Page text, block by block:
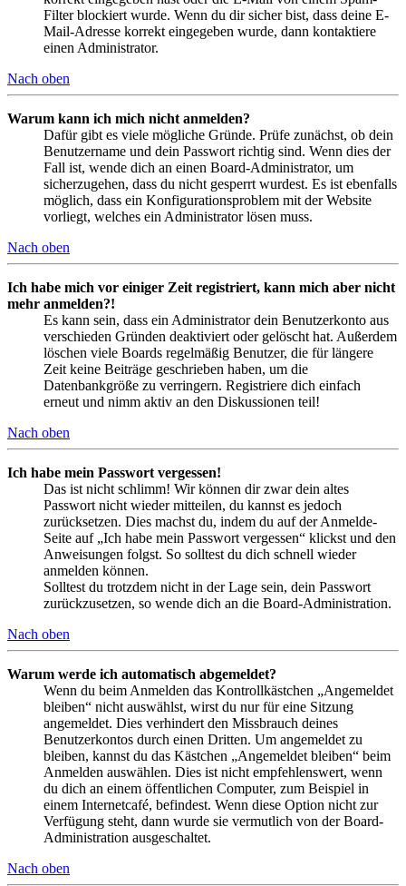
Filter blockiert wurde. Wenn du dir sicher bist, dass deine E-
Mail-Adresse korrekt eingegeben wurde, dann kontaktiere
einen Administrator.
Nach oben
Warum kann ich mich nicht anmelden?
Dafür gibt es viele mögliche Gründe. Prüfe zunächst, ob dein
Benutzername und dein Passwort richtig sind. Wenn dies der
Fall ist, wende dich an einen Board-Administrator, um
sicherzugehen, dass du nicht gesperrt wurdest. Es ist ebenfalls
möglich, dass ein Konfigurationsproblem mit der Website
vorliegt, welches ein Administrator lösen muss.
Nach oben
Ich habe mich vor einiger Zeit registriert, kann mich aber nicht
mehr anmelden?!
Es kann sein, dass ein Administrator dein Benutzerkonto aus
verschieden Gründen deaktiviert oder gelöscht hat. Außerdem
löschen viele Boards regelmäßig Benutzer, die für längere
Zeit keine Beiträge geschrieben haben, um die
Datenbankgröße zu verringern. Registriere dich einfach
erneut und nimm aktiv an den Diskussionen teil!
Nach oben
Ich habe mein Passwort vergessen!
Das ist nicht schlimm! Wir können dir zwar dein altes
Passwort nicht wieder mitteilen, du kannst es jedoch
zurücksetzen. Dies machst du, indem du auf der Anmelde-
Seite auf „Ich habe mein Passwort vergessen“ klickst und den
Anweisungen folgst. So solltest du dich schnell wieder
anmelden können.
Solltest du trotzdem nicht in der Lage sein, dein Passwort
zurückzusetzen, so wende dich an die Board-Administration.
Nach oben
Warum werde ich automatisch abgemeldet?
Wenn du beim Anmelden das Kontrollkästchen „Angemeldet
bleiben“ nicht auswählst, wirst du nur für eine Sitzung
angemeldet. Dies verhindert den Missbrauch deines
Benutzerkontos durch einen Dritten. Um angemeldet zu
bleiben, kannst du das Kästchen „Angemeldet bleiben“ beim
Anmelden auswählen. Dies ist nicht empfehlenswert, wenn
du dich an einem öffentlichen Computer, zum Beispiel in
einem Internetcafé, befindest. Wenn diese Option nicht zur
Verfügung steht, dann wurde sie vermutlich von der Board-
Administration ausgeschaltet.
Nach oben